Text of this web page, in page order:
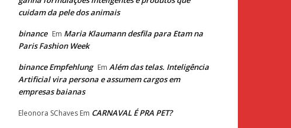
cuidam da pele dos animais
binance Em Maria Klaumann desfila para Etam na
Paris Fashion Week
binance Empfehlung Em Além das telas. Inteligência
Artificial vira persona e assumem cargos em
empresas baianas
Eleonora SChaves Em CARNAVAL É PRA PET?